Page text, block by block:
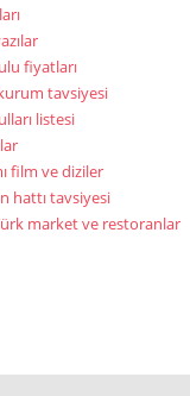
fiyatları
tavsiyesi
listesi
film ve diziler
hattı tavsiyesi
market ve restoranlar